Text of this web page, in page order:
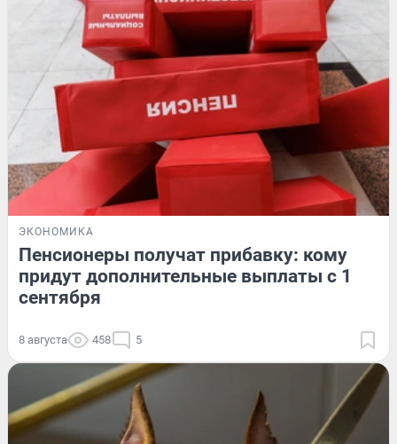
ЭКОНОМИКА
Пенсионеры получат прибавку: кому
придут дополнительные выплаты с 1
сентября
8 августа 458 5